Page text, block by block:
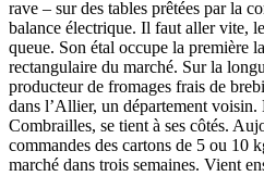
rave – sur des tables prêtées par la
balance électrique. Il faut aller vite,
queue. Son étal occupe la première
rectangulaire du marché. Sur la
producteur de fromages frais de
dans l’Allier, un département voisin.
Combrailles, se tient à ses côtés.
commandes des cartons de 5 ou 10
marché dans trois semaines. Vient